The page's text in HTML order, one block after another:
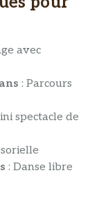
avec
: Parcours
spectacle de
: Danse libre